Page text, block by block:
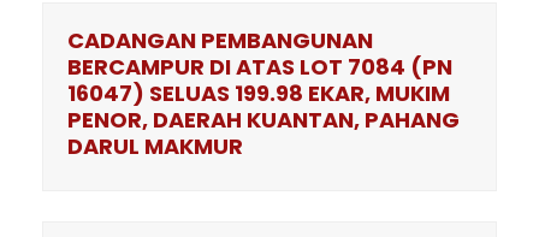
CADANGAN PEMBANGUNAN
BERCAMPUR DI ATAS LOT 7084 (PN
16047) SELUAS 199.98 EKAR, MUKIM
PENOR, DAERAH KUANTAN, PAHANG
DARUL MAKMUR